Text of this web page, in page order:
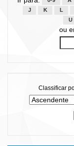
J
K L
U
ou
Classificar